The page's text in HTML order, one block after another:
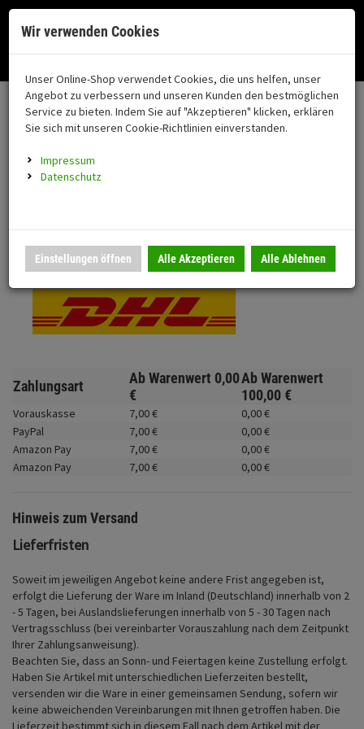
Fahrzeugteile
Alle Kategorien
FAHRZEUGTEILE
Montageständer
Beleuchtung
Fahrwerk
Zubehör
Merchandise
Neuheiten
coming soon
Anmelden | Registrieren Merkzettel
Ihr Warenkorb ist momentan leer.
Ergebnisse () Fertig
Nutzung unserer Dienste erklären Sie sich damit einverstanden!
Okay Datenschutz
Menü
Motorrad auswählen
Versand & Lieferung
Bitte wählen Sie Ihr Lieferland.
DHL National
Zahlungsart Ab Warenwert 0,00
€
Ab Warenwert
100,00 €
Vorauskasse 7,00€ 0,00€
PayPal
7,00€ 0,00€
Amazon Pay
7,00€ 0,00€
Amazon Pay
7,00€ 0,00€
Hinweis zum Versand
Lieferfristen
Soweit im jeweiligen Angebot keine andere Frist angegeben ist,
erfolgt die Lieferung der Ware im Inland (Deutschland) innerhalb von 2
- 5 Tagen, bei Auslandslieferungen innerhalb von 5 - 30 Tagen nach
Vertragsschluss (bei vereinbarter Vorauszahlung nach dem Zeitpunkt
Ihrer Zahlungsanweisung).
Beachten Sie, dass an Sonn- und Feiertagen keine Zustellung erfolgt.
Haben Sie Artikel mit unterschiedlichen Lieferzeiten bestellt,
versenden wir die Ware in einer gemeinsamen Sendung, sofern wir
keine abweichenden Vereinbarungen mit Ihnen getroffen haben. Die
Lieferzeit bestimmt sich in diesem Fall nach dem Artikel mit der
Wir verwenden Cookies
Unser Online-Shop verwendet Cookies, die uns helfen, unser
Angebot zu verbessern und unseren Kunden den bestmöglichen
Service zu bieten. Indem Sie auf "Akzeptieren" klicken, erklären
Sie sich mit unseren Cookie-Richtlinien einverstanden.
Impressum
Datenschutz
Einstellungen öffnen Alle Akzeptieren Alle Ablehnen